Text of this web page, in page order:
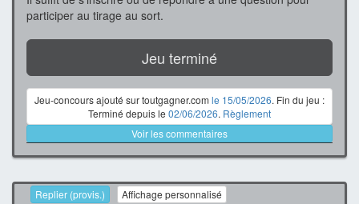
participer au tirage au sort.
Jeu terminé
Jeu-concours ajouté sur toutgagner.com le 15/05/2026. Fin du jeu :
Terminé depuis le 02/06/2026. Règlement
Voir les commentaires
Replier (provis.) Affichage personnalisé